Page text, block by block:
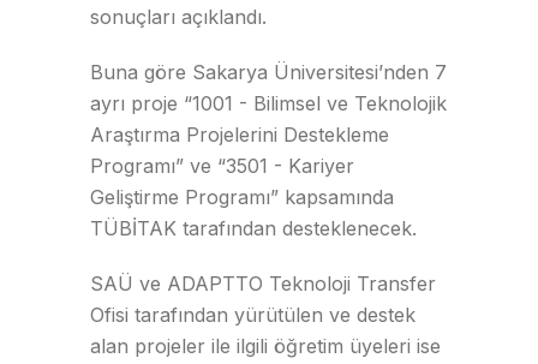
sonuçları açıklandı.
Buna göre Sakarya Üniversitesi’nden 7
ayrı proje “1001 - Bilimsel ve Teknolojik
Araştırma Projelerini Destekleme
Programı” ve “3501 - Kariyer
Geliştirme Programı” kapsamında
TÜBİTAK tarafından desteklenecek.
SAÜ ve ADAPTTO Teknoloji Transfer
Ofisi tarafından yürütülen ve destek
alan projeler ile ilgili öğretim üyeleri ise